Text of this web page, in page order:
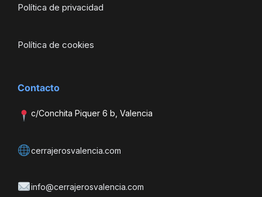
Política de privacidad
Política de cookies
Contacto
c/Conchita Piquer 6 b, Valencia
cerrajerosvalencia.com
info@cerrajerosvalencia.com